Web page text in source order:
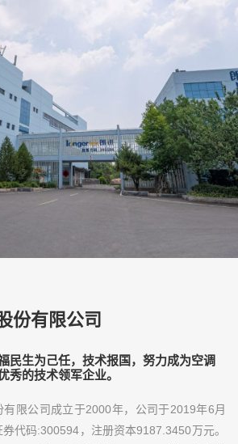
份有限公司
民生为己任，技术报国，努力成为空调
秀的技术领军企业。
有限公司成立于2000年，公司于2019年6月
代码:300594，注册资本9187.3450万元。